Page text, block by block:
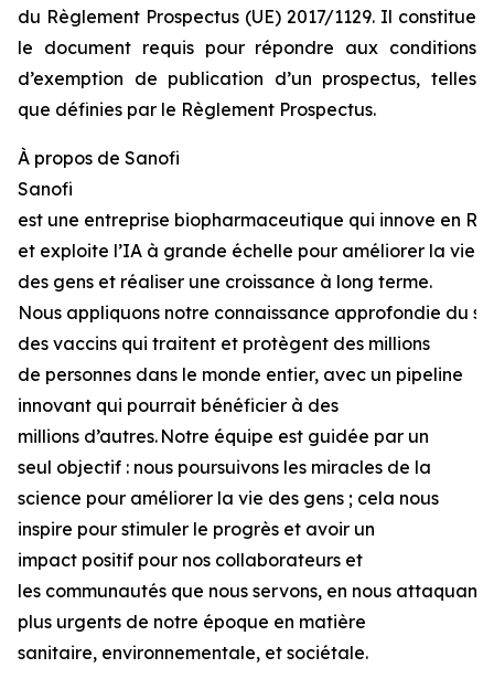
du Règlement Prospectus (UE) 2017/1129. Il constitue
le document requis pour répondre aux conditions
d’exemption de publication d’un prospectus, telles
que définies par le Règlement Prospectus.
À propos de Sanofi
Sanofi
est une entreprise biopharmaceutique qui innove en
et exploite l’IA à grande échelle pour améliorer la vie
des gens et réaliser une croissance à long terme.
Nous appliquons notre connaissance approfondie du
des vaccins qui traitent et protègent des millions
de personnes dans le monde entier, avec un pipeline
innovant qui pourrait bénéficier à des
millions d’autres. Notre équipe est guidée par un
seul objectif : nous poursuivons les miracles de la
science pour améliorer la vie des gens ; cela nous
inspire pour stimuler le progrès et avoir un
impact positif pour nos collaborateurs et
les communautés que nous servons, en nous attaquant
plus urgents de notre époque en matière
sanitaire, environnementale, et sociétale.